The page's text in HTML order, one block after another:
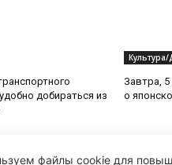
добираться из
Культура/
Завтра, 5
о
файлы cookie для